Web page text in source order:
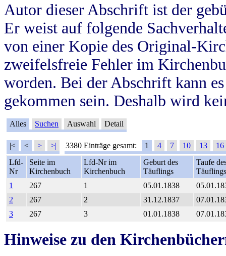
Autor dieser Abschrift ist der
Er weist auf folgende
von einer Kopie des Original-
zweifelsfreie Fehler im
worden. Bei der Abschrift kann
gekommen sein. Deshalb wird
Alles Suchen Auswahl Detail
|< < > >| 3380 Einträge gesamt: 1 4 7 10 13
16
Lfd-
Nr
Seite im
Kirchenbuch
Lfd-Nr im
Kirchenbuch
Geburt des
Täuflings
Taufe
Täuflings
1
267 1 05.01.1838
2
267 2 31.12.1837
3
267 3 01.01.1838
Hinweise zu den